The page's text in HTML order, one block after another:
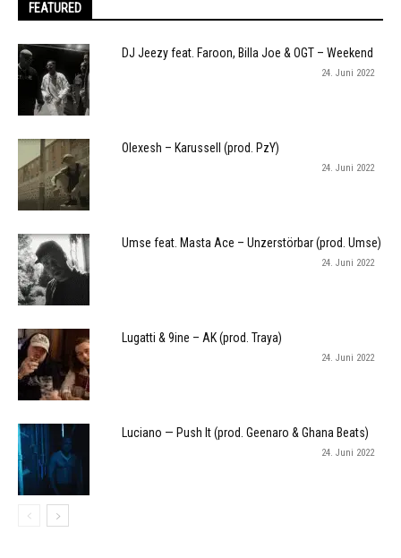
FEATURED
DJ Jeezy feat. Faroon, Billa Joe & OGT – Weekend
24. Juni 2022
Olexesh – Karussell (prod. PzY)
24. Juni 2022
Umse feat. Masta Ace – Unzerstörbar (prod. Umse)
24. Juni 2022
Lugatti & 9ine – AK (prod. Traya)
24. Juni 2022
Luciano — Push It (prod. Geenaro & Ghana Beats)
24. Juni 2022